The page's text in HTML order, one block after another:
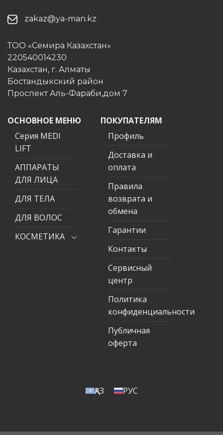
zakaz@ya-man.kz
ТОО «Семира Казахстан»
220540014230
Казахстан, г. Алматы
Бостандыкский район
Проспект Аль-Фараби,дом 7
ОСНОВНОЕ МЕНЮ
Серия MEDI
LIFT
АППАРАТЫ
ДЛЯ ЛИЦА
ДЛЯ ТЕЛА
ДЛЯ ВОЛОС
КОСМЕТИКА
ПОКУПАТЕЛЯМ
Профиль
Доставка и
оплата
Правила
возврата и
обмена
Гарантии
Контакты
Сервисный
центр
Политика
конфиденциальности
Публичная
оферта
ҚАЗ РУС